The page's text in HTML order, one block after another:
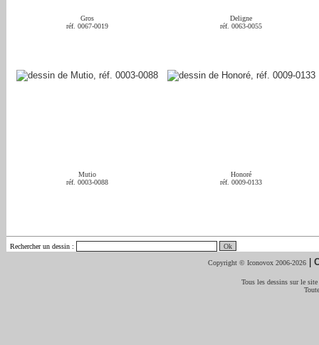
Gros
réf. 0067-0019
Deligne
réf. 0063-0055
Mutio
réf. 0003-0088
Honoré
réf. 0009-0133
Rechercher un dessin :
Copyright © Iconovox 2006-2026 |
Tous les dessins sur le